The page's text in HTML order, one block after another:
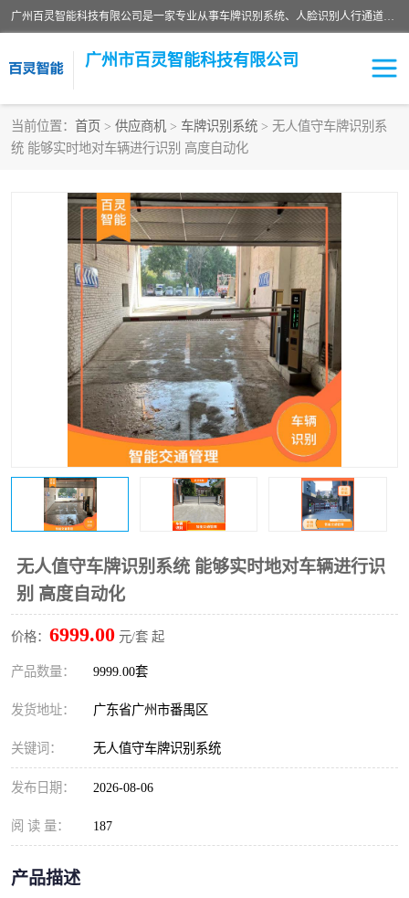
广州百灵智能科技有限公司是一家专业从事车牌识别系统、人脸识别人行通道、安防监控交通设施、停车场智能管理系统、停车场云平台、车牌识别一体机、自动道闸、通道设备、交通设施及交通划线等产品研发、生产和销售的高新技术企业。
广州市百灵智能科技有限公司
当前位置： 首页 > 供应商机 > 车牌识别系统 > 无人值守车牌识别系
统 能够实时地对车辆进行识别 高度自动化
无人值守车牌识别系统 能够实时地对车辆进行识
别 高度自动化
价格： 6999.00 元/套 起
产品数量： 9999.00套
发货地址： 广东省广州市番禺区
关键词： 无人值守车牌识别系统
发布日期： 2026-08-06
阅 读 量： 187
产品描述
安防监控红外报警系统 车牌识别系统
人脸识别系统